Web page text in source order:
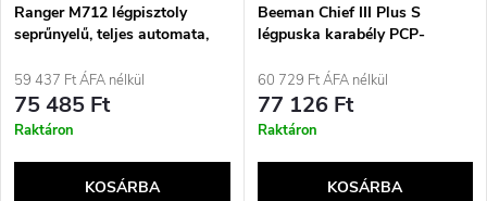
Ranger M712 légpisztoly
seprűnyelű, teljes automata,
töltényes KWC
59 437 Ft ÁFA nélkül
75 485 Ft
Raktáron
KOSÁRBA
Beeman Chief III Plus S
légpuska karabély PCP-
mm Ekp
60 729 Ft ÁFA nélkül
77 126 Ft
Raktáron
KOSÁRBA